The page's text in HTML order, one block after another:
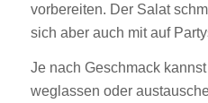
vorbereiten. Der Salat
sich aber auch mit auf
Je nach Geschmack
weglassen oder